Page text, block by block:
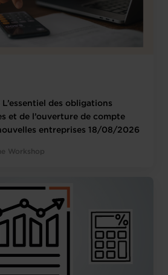
des obligations
et de l’ouverture de compte
entreprises 18/08/2026
Workshop